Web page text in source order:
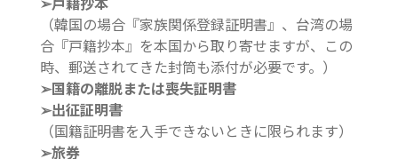
（韓国の場合『家族関係登録証明書』、台湾の場
合『戸籍抄本』を本国から取り寄せますが、この
時、郵送されてきた封筒も添付が必要です。）
➢国籍の離脱または喪失証明書
➢出征証明書
（国籍証明書を入手できないときに限られます）
➢旅券